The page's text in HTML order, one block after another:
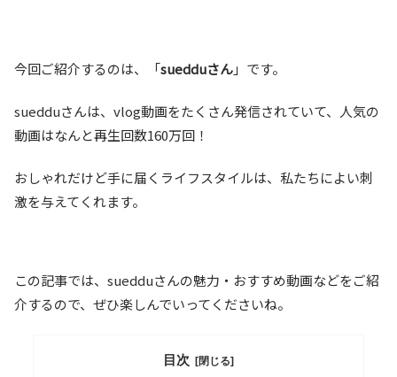
今回ご紹介するのは、「suedduさん」です。
suedduさんは、vlog動画をたくさん発信されていて、人気の
動画はなんと再生回数160万回！
おしゃれだけど手に届くライフスタイルは、私たちによい刺
激を与えてくれます。
この記事では、suedduさんの魅力・おすすめ動画などをご紹
介するので、ぜひ楽しんでいってくださいね。
目次